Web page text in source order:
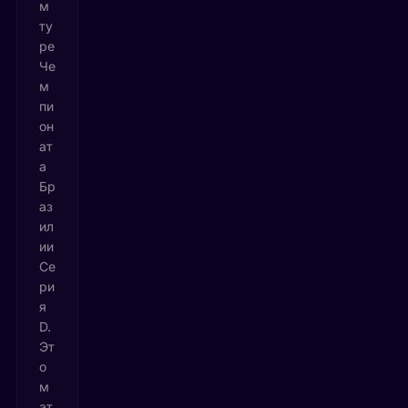
м
ту
ре
Че
м
пи
он
ат
а
Бр
аз
ил
ии
Се
ри
я
D.
Эт
о
м